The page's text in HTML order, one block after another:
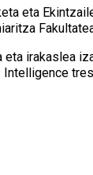
eta
irakaslea